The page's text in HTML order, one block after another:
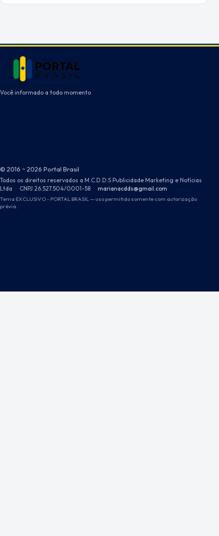
Você informado a todo momento
© 2016 ~ 2026 Portal Brasil
Todos os direitos reservados a M.C.D.D.S Publicidade Marketing e Notícias
Ltda · CNPJ 26.527.504/0001-58 · marianacdds@gmail.com
Tema EXCLUSIVO - PORTAL BRASIL — uso permitido somente com autorização
prévia.